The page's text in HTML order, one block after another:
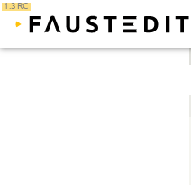
1.3 RC